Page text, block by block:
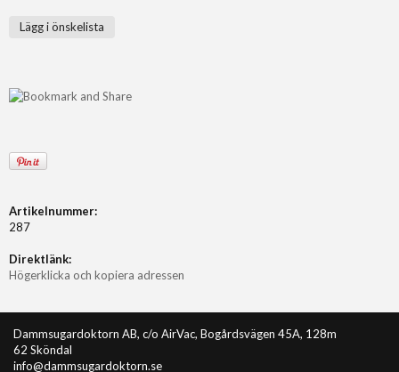
Lägg i önskelista
Artikelnummer:
287
Direktlänk:
Högerklicka och kopiera adressen
Dammsugardoktorn AB, c/o AirVac, Bogårdsvägen 45A, 128m
62 Sköndal
info@dammsugardoktorn.se